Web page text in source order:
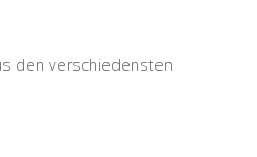
den verschiedensten